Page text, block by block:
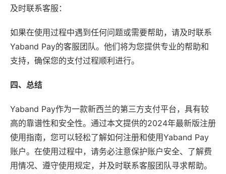
及时联系客服：
如果在使用过程中遇到任何问题或需要帮助，请及时联系
Yaband Pay的客服团队。他们将为您提供专业的帮助和
支持，确保您的支付过程顺利进行。
四、总结
Yaband Pay作为一款新西兰的第三方支付平台，具有较
高的靠谱性和安全性。通过本文提供的2024年最新版注册
使用指南，您可以轻松了解如何注册和使用Yaband Pay
账户。在使用过程中，请务必注意保护账户安全、了解费
用情况、遵守使用规定，并及时联系客服团队寻求帮助。